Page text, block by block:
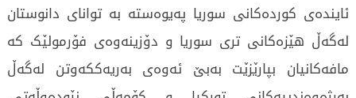
ئایندەی کوردەکانی سوریا پەیوەستە بە توانای دانوستان
لەگەڵ هێزەکانی تری سوریا و دۆزینەوەی فۆرمولێک کە
مافەکانیان بپارێزێت بەبێ ئەوەی بەریەککەوتن لەگەڵ